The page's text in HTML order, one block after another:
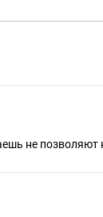
не